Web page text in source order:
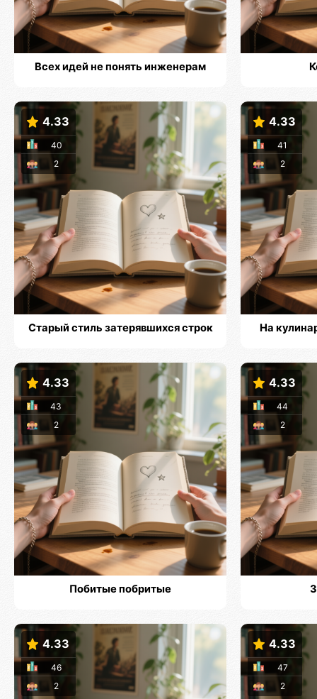
Всех идей не понять инженерам
4.33
2
40
Старый стиль затерявшихся строк
4.33
2
41
На
4.33
2
43
Побитые побритые
4.33
2
44
4.33
2
46
4.33
2
47